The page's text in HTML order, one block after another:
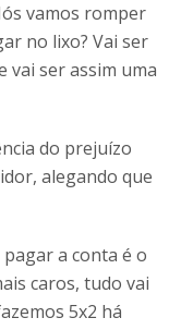
vamos romper
no lixo? Vai ser
vai ser assim uma
do prejuízo
alegando que
pagar a conta é o
caros, tudo vai
5x2 há